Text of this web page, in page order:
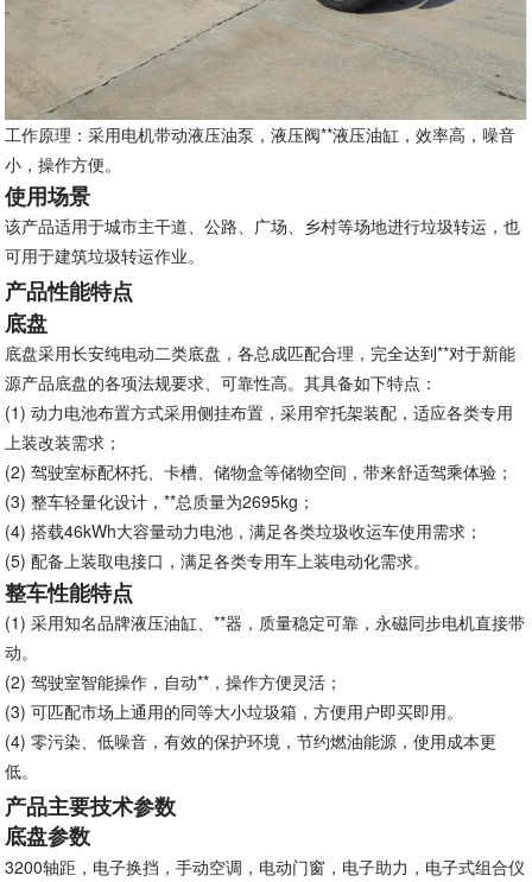
工作原理：采用电机带动液压油泵，液压阀**液压油缸，效率高，噪音
小，操作方便。
使用场景
该产品适用于城市主干道、公路、广场、乡村等场地进行垃圾转运，也
可用于建筑垃圾转运作业。
产品性能特点
底盘
底盘采用长安纯电动二类底盘，各总成匹配合理，完全达到**对于新能
源产品底盘的各项法规要求、可靠性高。其具备如下特点：
(1)动力电池布置方式采用侧挂布置，采用窄托架装配，适应各类专用
上装改装需求；
(2)驾驶室标配杯托、卡槽、储物盒等储物空间，带来舒适驾乘体验；
(3)整车轻量化设计，**总质量为2695kg；
(4)搭载46kWh大容量动力电池，满足各类垃圾收运车使用需求；
(5)配备上装取电接口，满足各类专用车上装电动化需求。
整车性能特点
(1)采用知名品牌液压油缸、**器，质量稳定可靠，永磁同步电机直接带
动。
(2)驾驶室智能操作，自动**，操作方便灵活；
(3)可匹配市场上通用的同等大小垃圾箱，方便用户即买即用。
(4)零污染、低噪音，有效的保护环境，节约燃油能源，使用成本更
低。
产品主要技术参数
底盘参数
3200轴距，电子换挡，手动空调，电动门窗，电子助力，电子式组合仪